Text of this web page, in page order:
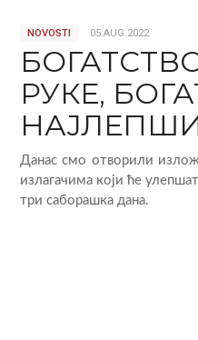
NOVOSTI 05.AUG.2022
РУКЕ,
Данас смо отворили
излагачима који ће
три саборашка дана.